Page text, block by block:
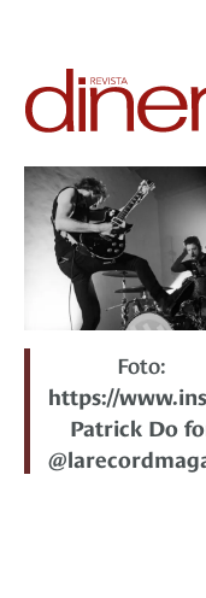
Foto:
https://
Patrick Do